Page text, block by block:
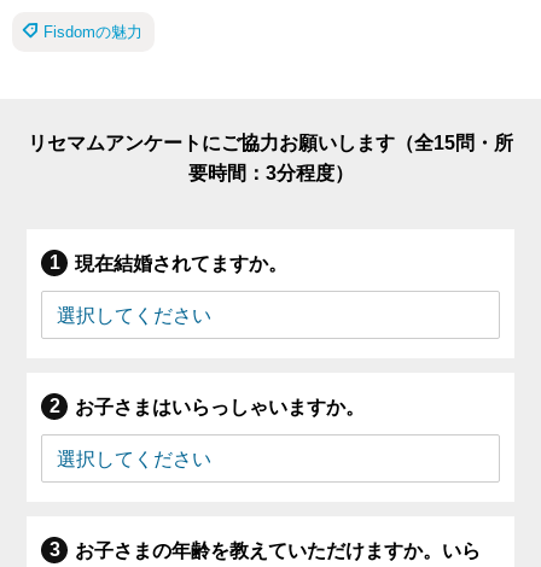
Fisdomの魅力
リセマムアンケートにご協力お願いします（全15問・所
要時間：3分程度）
現在結婚されてますか。
お子さまはいらっしゃいますか。
お子さまの年齢を教えていただけますか。いら